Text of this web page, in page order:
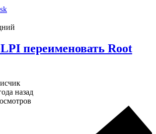
переименовать Root
назад